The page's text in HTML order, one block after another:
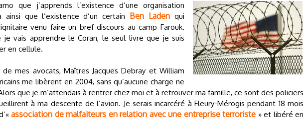
que j’apprends l’existence d’une organisation
que l’existence d’un certain Ben Laden qui
venu faire un bref discours au camp Farouk.
je vais apprendre le Coran, le seul livre que je suis
en cellule.
mes avocats, Maîtres Jacques Debray et William
me libèrent en 2004, sans qu’aucune charge ne
que je m’attendais à rentrer chez moi et à retrouver ma famille, ce sont des policiers
à ma descente de l’avion. Je serais incarcéré à Fleury-Mérogis pendant 18 mois
association de malfaiteurs en relation avec une entreprise terroriste » et libéré en